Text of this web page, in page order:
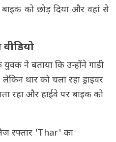
को छोड़ दिया और वहां से
ने बताया कि उन्होंने गाड़ी
थार को चला रहा ड्राइवर
रहा और हाईवे पर बाइक को
रफ्तार 'Thar' का